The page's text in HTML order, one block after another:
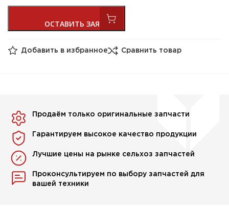
Добавить в избранное Сравнить товар
Продаём только оригинальные запчасти
Гарантируем высокое качество продукции
Лучшие цены на рынке сельхоз запчастей
Проконсультируем по выбору запчастей для
вашей техники